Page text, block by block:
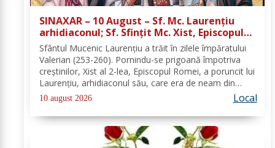
SINAXAR – 10 August – Sf. Mc. Laurenţiu
arhidiaconul; Sf. Sfinţit Mc. Xist, Episcopul
Romei
Sfântul Mucenic Laurenţiu a trăit în zilele împăratului
Valerian (253-260). Pornindu-se prigoană împotriva
creştinilor, Xist al 2-lea, Episcopul Romei, a poruncit lui
Laurenţiu, arhidiaconul său, care era de neam din
Spania, să chivernisească vistieria Bisericii şi să se
îngrijească de săraci....
10 august 2026 Local